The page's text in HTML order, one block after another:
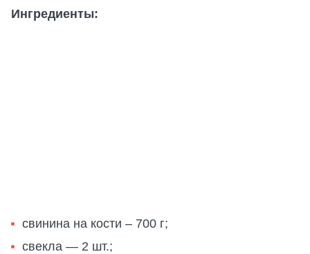
Ингредиенты:
свинина на кости – 700 г;
свекла — 2 шт.;